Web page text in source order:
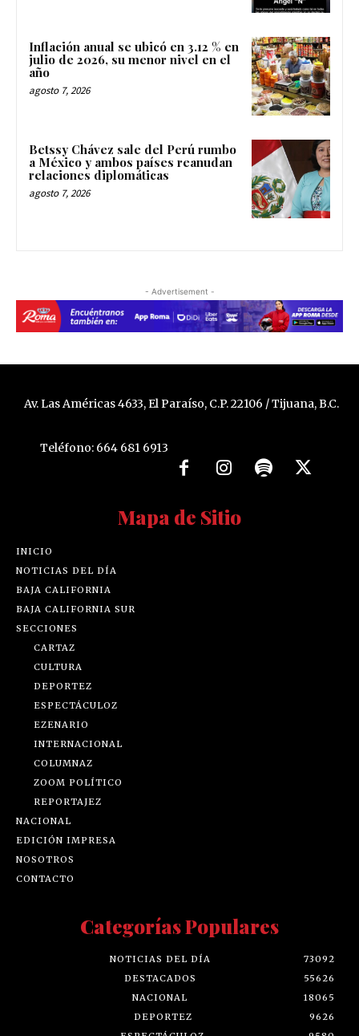
Inflación anual se ubicó en 3.12 % en
julio de 2026, su menor nivel en el
año
agosto 7, 2026
Betssy Chávez sale del Perú rumbo
a México y ambos países reanudan
relaciones diplomáticas
agosto 7, 2026
- Advertisement -
Av. Las Américas 4633, El Paraíso, C.P. 22106 / Tijuana, B.C.
Teléfono: 664 681 6913
Mapa de Sitio
INICIO
NOTICIAS DEL DÍA
BAJA CALIFORNIA
BAJA CALIFORNIA SUR
SECCIONES
CARTAZ
CULTURA
DEPORTEZ
ESPECTÁCULOZ
EZENARIO
INTERNACIONAL
COLUMNAZ
ZOOM POLÍTICO
REPORTAJEZ
NACIONAL
EDICIÓN IMPRESA
NOSOTROS
CONTACTO
Categorías Populares
NOTICIAS DEL DÍA
73092
DESTACADOS
55626
NACIONAL
18065
DEPORTEZ
9626